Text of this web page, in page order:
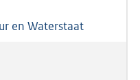
en Waterstaat